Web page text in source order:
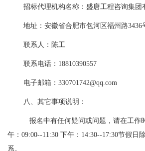
招标代理机构名称：盛唐工程咨询集团
地址：安徽省合肥市包河区福州路3436
联系人：陈工
联系电话： 18810390557
电子邮箱：330701742@qq.com
八、其它事项说明：
报名中有任何疑问或问题，请在工作
午： 09:00--11:30 下午：14:30--17:30节假日
系。